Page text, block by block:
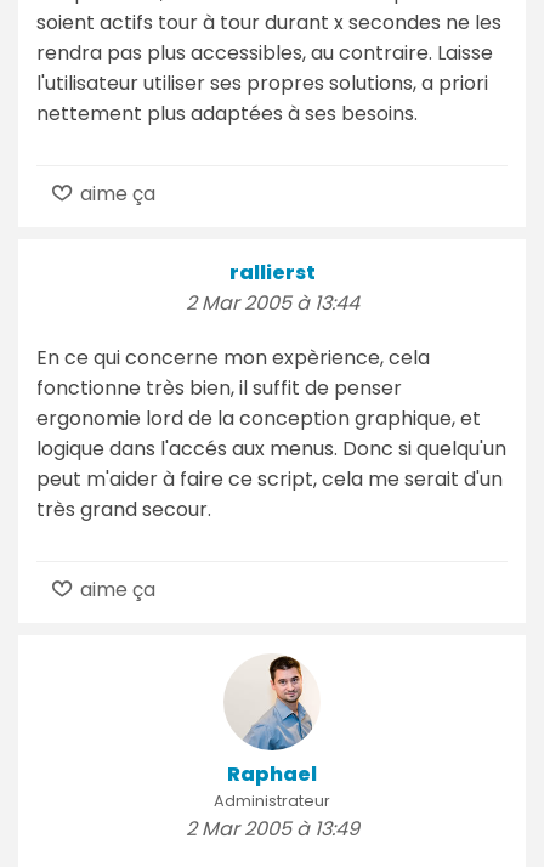
soient actifs tour à tour durant x secondes ne les
rendra pas plus accessibles, au contraire. Laisse
l'utilisateur utiliser ses propres solutions, a priori
nettement plus adaptées à ses besoins.
aime ça
rallierst
2 Mar 2005 à 13:44
En ce qui concerne mon expèrience, cela
fonctionne très bien, il suffit de penser
ergonomie lord de la conception graphique, et
logique dans l'accés aux menus. Donc si quelqu'un
peut m'aider à faire ce script, cela me serait d'un
très grand secour.
aime ça
Raphael
Administrateur
2 Mar 2005 à 13:49